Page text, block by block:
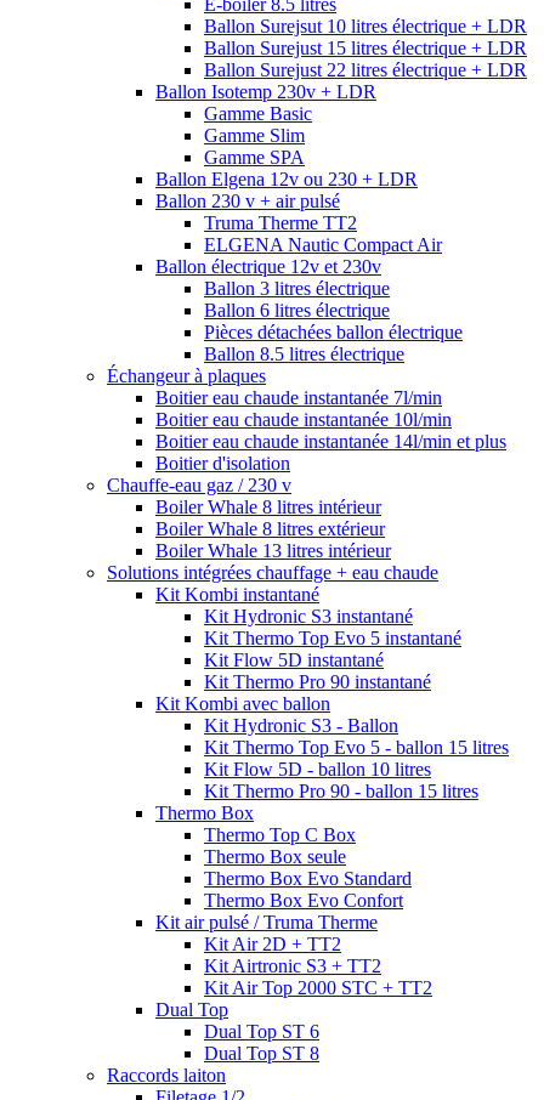
E-boiler 8.5 litres
Ballon Surejsut 10 litres électrique + LDR
Ballon Surejust 15 litres électrique + LDR
Ballon Surejust 22 litres électrique + LDR
Ballon Isotemp 230v + LDR
Gamme Basic
Gamme Slim
Gamme SPA
Ballon Elgena 12v ou 230 + LDR
Ballon 230 v + air pulsé
Truma Therme TT2
ELGENA Nautic Compact Air
Ballon électrique 12v et 230v
Ballon 3 litres électrique
Ballon 6 litres électrique
Pièces détachées ballon électrique
Ballon 8.5 litres électrique
Échangeur à plaques
Boitier eau chaude instantanée 7l/min
Boitier eau chaude instantanée 10l/min
Boitier eau chaude instantanée 14l/min et plus
Boitier d'isolation
Chauffe-eau gaz / 230 v
Boiler Whale 8 litres intérieur
Boiler Whale 8 litres extérieur
Boiler Whale 13 litres intérieur
Solutions intégrées chauffage + eau chaude
Kit Kombi instantané
Kit Hydronic S3 instantané
Kit Thermo Top Evo 5 instantané
Kit Flow 5D instantané
Kit Thermo Pro 90 instantané
Kit Kombi avec ballon
Kit Hydronic S3 - Ballon
Kit Thermo Top Evo 5 - ballon 15 litres
Kit Flow 5D - ballon 10 litres
Kit Thermo Pro 90 - ballon 15 litres
Thermo Box
Thermo Top C Box
Thermo Box seule
Thermo Box Evo Standard
Thermo Box Evo Confort
Kit air pulsé / Truma Therme
Kit Air 2D + TT2
Kit Airtronic S3 + TT2
Kit Air Top 2000 STC + TT2
Dual Top
Dual Top ST 6
Dual Top ST 8
Raccords laiton